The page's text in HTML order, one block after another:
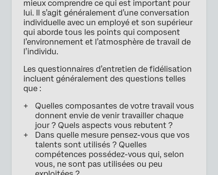
mieux comprendre ce qui est important pour
lui. Il s’agit généralement d’une conversation
individuelle avec un employé et son supérieur
qui aborde tous les points qui composent
l’environnement et l’atmosphère de travail de
l’individu.
Les questionnaires d’entretien de fidélisation
incluent généralement des questions telles
que :
Quelles composantes de votre travail vous
donnent envie de venir travailler chaque
jour ? Quels aspects vous rebutent ?
Dans quelle mesure pensez-vous que vos
talents sont utilisés ? Quelles
compétences possédez-vous qui, selon
vous, ne sont pas utilisées ou peu